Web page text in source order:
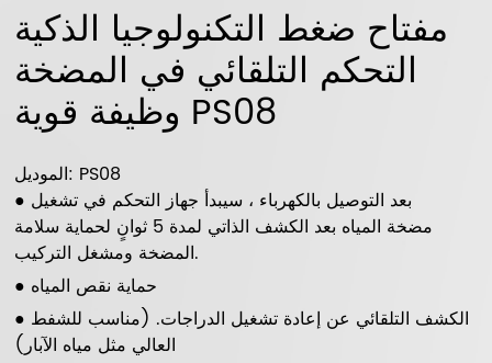
مفتاح ضغط التكنولوجيا الذكية
التحكم التلقائي في المضخة
وظيفة قوية PS08
الموديل: PS08
● بعد التوصيل بالكهرباء ، سيبدأ جهاز التحكم في تشغيل
مضخة المياه بعد الكشف الذاتي لمدة 5 ثوانٍ لحماية سلامة
المضخة ومشغل التركيب.
● حماية نقص المياه
● الكشف التلقائي عن إعادة تشغيل الدراجات. (مناسب للشفط
العالي مثل مياه الآبار)